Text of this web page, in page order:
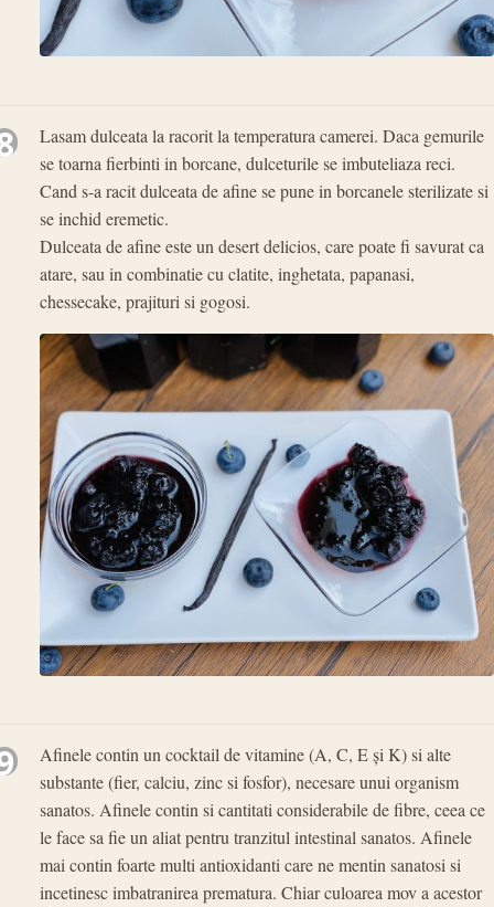
Lasam dulceata la racorit la temperatura camerei. Daca gemurile
se toarna fierbinti in borcane, dulceturile se imbuteliaza reci.
Cand s-a racit dulceata de afine se pune in borcanele sterilizate si
se inchid eremetic.
Dulceata de afine este un desert delicios, care poate fi savurat ca
atare, sau in combinatie cu clatite, inghetata, papanasi,
chessecake, prajituri si gogosi.
Afinele contin un cocktail de vitamine (A, C, E și K) si alte
substante (fier, calciu, zinc si fosfor), necesare unui organism
sanatos. Afinele contin si cantitati considerabile de fibre, ceea ce
le face sa fie un aliat pentru tranzitul intestinal sanatos. Afinele
mai contin foarte multi antioxidanti care ne mentin sanatosi si
incetinesc imbatranirea prematura. Chiar culoarea mov a acestor